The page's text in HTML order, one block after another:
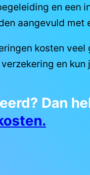
en een
aangevuld met
kosten
en
? Dan